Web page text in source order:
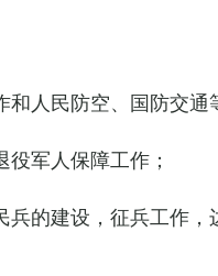
和人民防空、国防交
役军人保障工作；
兵的建设，征兵工作